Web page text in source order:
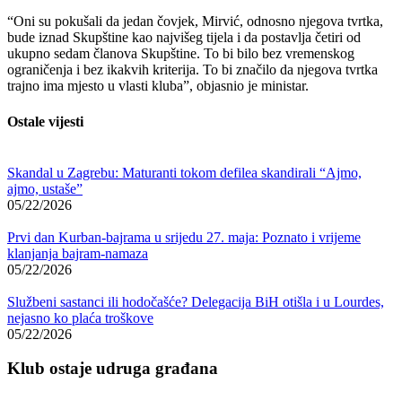
“Oni su pokušali da jedan čovjek, Mirvić, odnosno njegova tvrtka,
bude iznad Skupštine kao najvišeg tijela i da postavlja četiri od
ukupno sedam članova Skupštine. To bi bilo bez vremenskog
ograničenja i bez ikakvih kriterija. To bi značilo da njegova tvrtka
trajno ima mjesto u vlasti kluba”, objasnio je ministar.
Ostale vijesti
Skandal u Zagrebu: Maturanti tokom defilea skandirali “Ajmo,
ajmo, ustaše”
05/22/2026
Prvi dan Kurban-bajrama u srijedu 27. maja: Poznato i vrijeme
klanjanja bajram-namaza
05/22/2026
Službeni sastanci ili hodočašće? Delegacija BiH otišla i u Lourdes,
nejasno ko plaća troškove
05/22/2026
Klub ostaje udruga građana